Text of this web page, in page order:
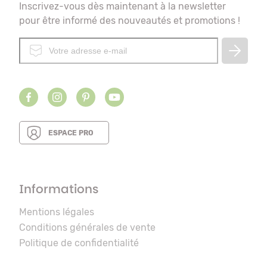
Inscrivez-vous dès maintenant à la newsletter
pour être informé des nouveautés et promotions !
ESPACE PRO
Informations
Mentions légales
Conditions générales de vente
Politique de confidentialité